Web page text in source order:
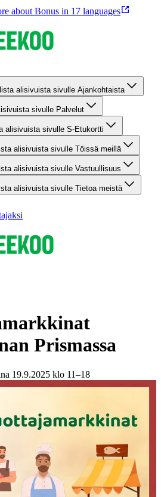
about Bonus in 17 languages
alisivuista sivulle Ajankohtaista
sivulle Palvelut
alisivuista sivulle S-Etukortti
alisivuista sivulle Töissä meillä
alisivuista sivulle Vastuullisuus
alisivuista sivulle Tietoa meistä
Prismassa
19.9.2025 klo 11–18